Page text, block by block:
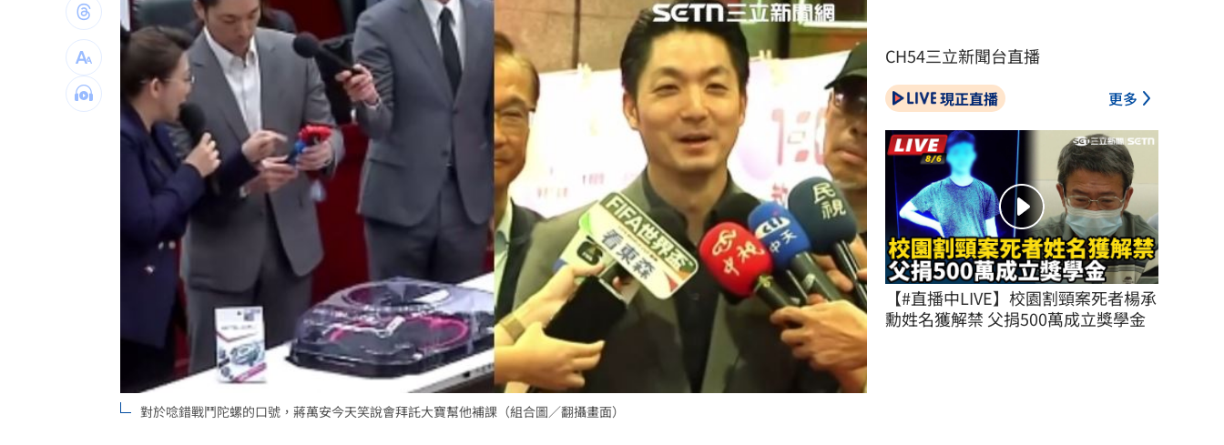
豪宅價格鬆動！台北之星跌破200萬元 16:48
Elly突辣洩性感裸背 釣出親媽小S說話了
公墓旁透天厝突竄火 女性長者倒臥2樓亡 16:47
台灣彩券開獎直播中 20:31
LIVE三立+24小時直播 15:27
三立iNEWS新聞台線上直播
市場到酒場料理！可果美蕃茄醬創無限可能
父親節送會拉筋的按摩椅 爸爸「筋歡喜」 18:00
油品食安事件引關注 挑選保健食品要注意 13:00
罕病博士彭士齊 輪椅上的生命覺醒！ 11:00
對於唸錯戰鬥陀螺的口號，蔣萬安今天笑說會拜託大寶幫他補課（組合圖／翻攝畫面）
CH54三立新聞台直播
現正直播 更多
【#直播中LIVE】校園割頸案死者楊承
勳姓名獲解禁 父捐500萬成立獎學金